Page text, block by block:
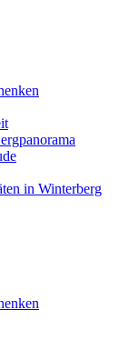
in Winterberg